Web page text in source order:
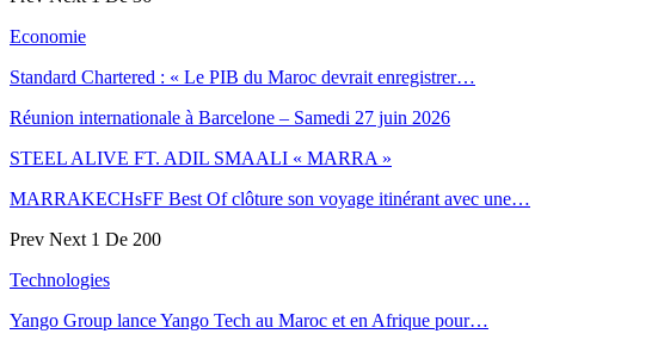
Economie
Standard Chartered : « Le PIB du Maroc devrait enregistrer…
Réunion internationale à Barcelone – Samedi 27 juin 2026
STEEL ALIVE FT. ADIL SMAALI « MARRA »
MARRAKECHsFF Best Of clôture son voyage itinérant avec une…
Prev Next 1 De 200
Technologies
Yango Group lance Yango Tech au Maroc et en Afrique pour…